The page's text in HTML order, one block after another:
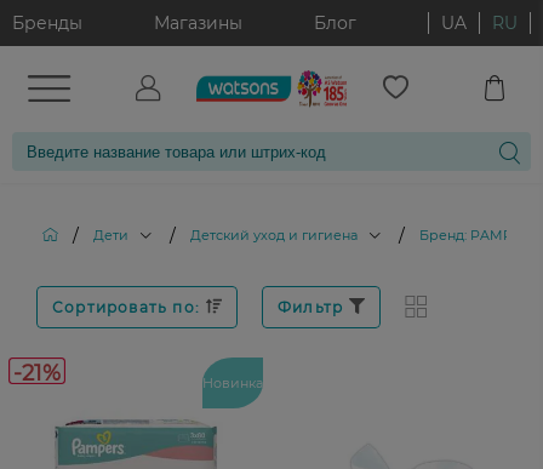
Бренды Магазины Блог UA RU
/ Дети / Детский уход и гигиена / Бренд: PAMPERS
Сортировать по: Фильтр
-21% Новинка